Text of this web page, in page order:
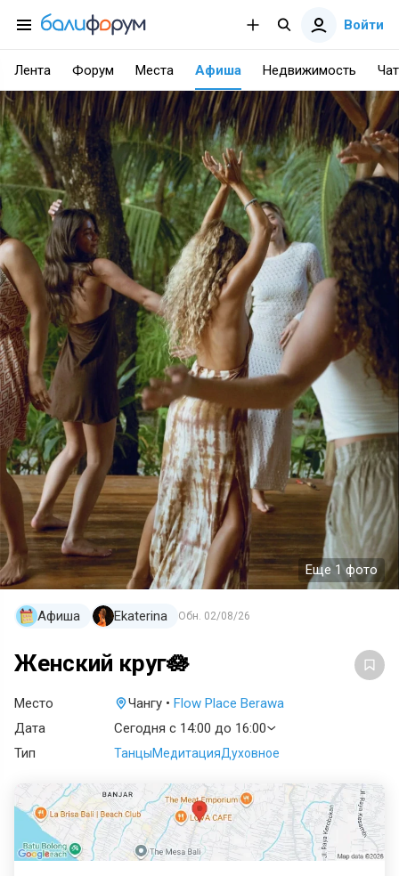
Войти
Лента Форум Места Афиша Недвижимость Чат
Еще 1 фото
Aфиша Ekaterina Обн. 02/08/26
Женский круг🪷
Место Чангу • Flow Place Berawa
Дата
Сегодня с 14:00 до 16:00
Тип
ТанцыМедитацияДуховное